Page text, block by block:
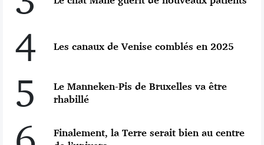
4 Les canaux de Venise comblés en 2025
5
Le Manneken-Pis de Bruxelles va être
rhabillé
Finalement, la Terre serait bien au centre